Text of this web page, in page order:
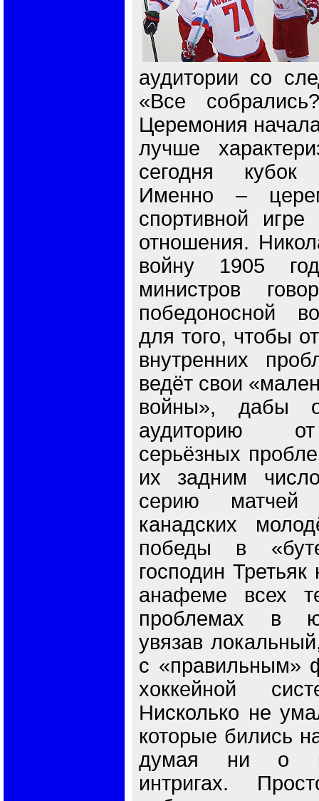
аудитории со
«Все
Церемония
лучше
сегодня кубок
Именно –
спортивной
отношения.
войну 1905
министров
победоносной
для того, чтобы
внутренних
ведёт свои
войны», дабы
аудиторию от
серьёзных
их задним
серию матчей
канадских
победы в
господин
анафеме всех
проблемах в
увязав
с «правильным»
хоккейной
Нисколько не
которые бились
думая ни о
интригах.